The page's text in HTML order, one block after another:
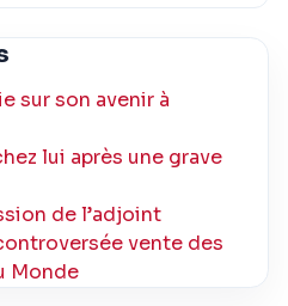
sur son avenir à
lui après une grave
de l’adjoint
vente des
Monde